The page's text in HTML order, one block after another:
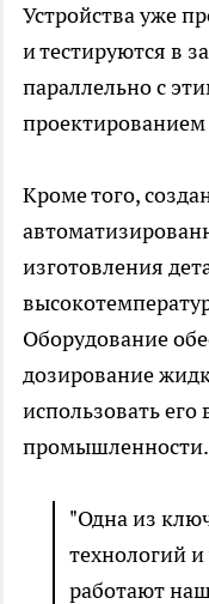
Устройства уже
и тестируются в
параллельно с
Кроме того,
изготовления
Оборудование
дозирование
использовать его
промышленности.
"Одна из
технологий
работают